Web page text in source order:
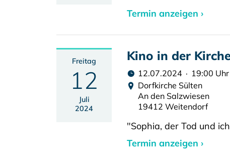
Termin anzeigen ›
Freitag
12
Juli
2024
Kino in der
12.07.2024 · 19:00 Uhr
Dorfkirche Sülten
An den Salzwiesen
19412 Weitendorf
"Sophia, der Tod und
Termin anzeigen ›